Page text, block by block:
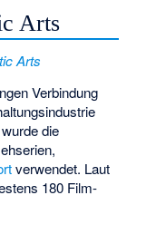
Arts
Arts
Verbindung
die
verwendet. Laut
180 Film-